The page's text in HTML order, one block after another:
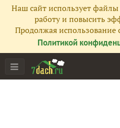
Наш сайт использует
работу и повысить
Продолжая использование
Политикой